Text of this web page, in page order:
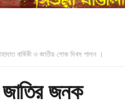
বার্ষিকী ও জাতীয় শোক দিবস পালন ।
জাতির জনক